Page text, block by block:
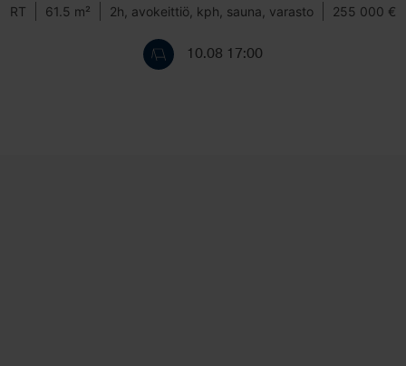
RT 61.5 m² 2h, avokeittiö, kph, sauna, varasto 255 000 €
10.08 17:00